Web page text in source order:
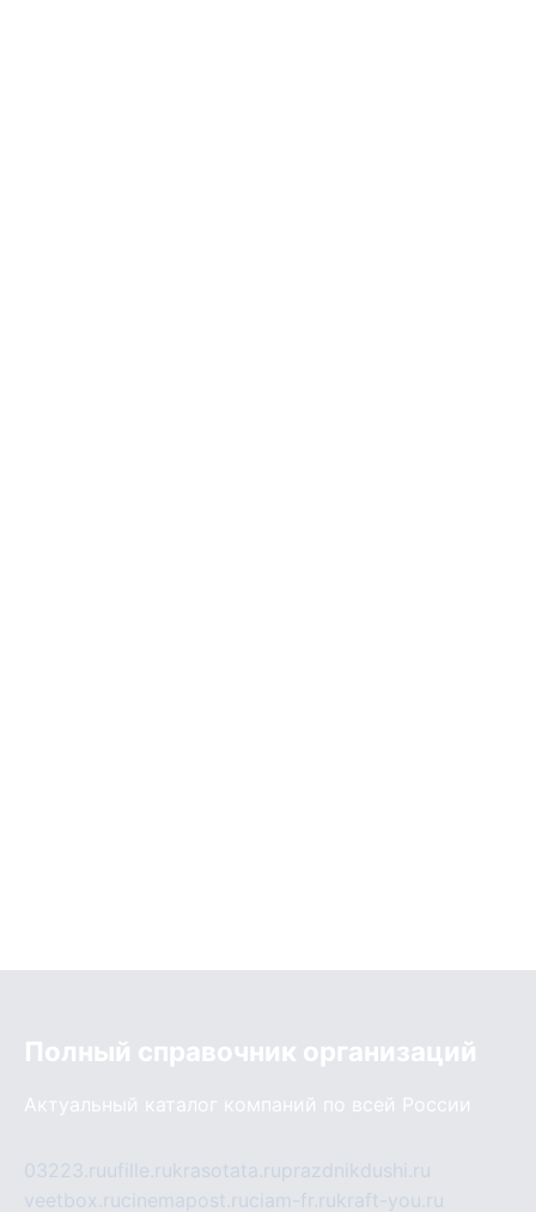
Полный справочник организаций
Актуальный каталог компаний по всей России
03223.ruufille.rukrasotata.ruprazdnikdushi.ru
veetbox.rucinemapost.ruciam-fr.rukraft-you.ru